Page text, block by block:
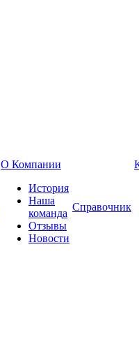
О Компании
История
Наша
команда
Отзывы
Новости
Справочник